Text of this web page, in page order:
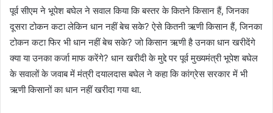
पूर्व सीएम ने भूपेश बघेल ने सवाल किया कि बस्तर के कितने किसान हैं, जिनका
दूसरा टोकन कटा लेकिन धान नहीं बेच सके? ऐसे कितनी ऋणी किसान हैं, जिनका
टोकन कटा फिर भी धान नहीं बेच सके? जो किसान ऋणी है उनका धान खरीदेंगे
क्या या उनका कर्जा माफ करेंगे? धान खरीदी के मुद्दे पर पूर्व मुख्यमंत्री भूपेश बघेल
के सवालों के जवाब में मंत्री दयालदास बघेल ने कहा कि कांग्रेस सरकार में भी
ऋणी किसानों का धान नहीं खरीदा गया था.